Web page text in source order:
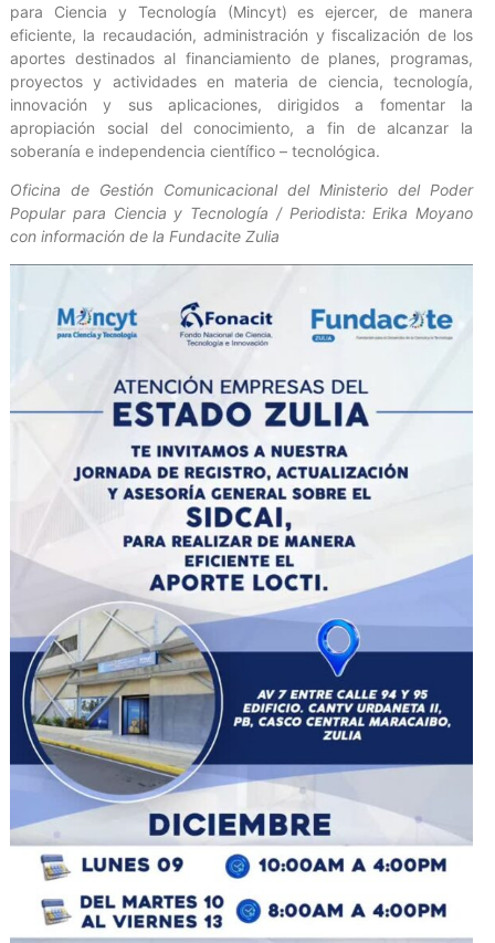
para Ciencia y Tecnología (Mincyt) es ejercer, de manera
eficiente, la recaudación, administración y fiscalización de los
aportes destinados al financiamiento de planes, programas,
proyectos y actividades en materia de ciencia, tecnología,
innovación y sus aplicaciones, dirigidos a fomentar la
apropiación social del conocimiento, a fin de alcanzar la
soberanía e independencia científico – tecnológica.
Oficina de Gestión Comunicacional del Ministerio del Poder
Popular para Ciencia y Tecnología / Periodista: Erika Moyano
con información de la Fundacite Zulia